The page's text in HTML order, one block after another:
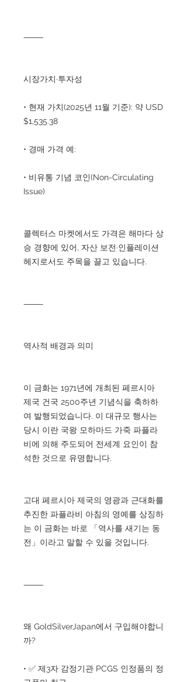
⸻
시장가치·투자성
• 현재 가치(2025년 11월 기준): 약 USD
$1,535.38
• 경매 가격 예:
• 비유통 기념 코인(Non-Circulating
Issue)
콜렉터스 마켓에서도 가격은 해마다 상
승 경향에 있어, 자산 보전·인플레이션
헤지로서도 주목을 끌고 있습니다.
⸻
역사적 배경과 의미
이 금화는 1971년에 개최된 페르시아
제국 건국 2500주년 기념식을 축하하
여 발행되었습니다. 이 대규모 행사는
당시 이란 국왕 모하마드 가죽 파플라
비에 의해 주도되어 전세계 요인이 참
석한 것으로 유명합니다.
고대 페르시아 제국의 영광과 근대화를
추진한 파플라비 아침의 영예를 상징하
는 이 금화는 바로 「역사를 새기는 동
전」이라고 말할 수 있을 것입니다.
⸻
왜 GoldSilverJapan에서 구입해야합니
까?
• ✅ 제3자 감정기관 PCGS 인정품의 정